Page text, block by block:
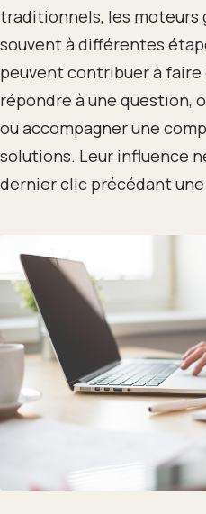
traditionnels, les
souvent à différentes
peuvent contribuer à faire
répondre à une question,
ou accompagner une
solutions. Leur influence
dernier clic précédant